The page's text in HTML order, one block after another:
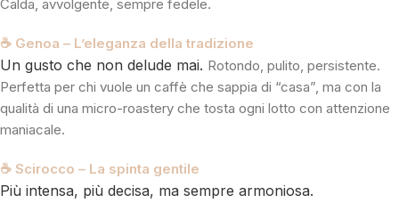
Calda, avvolgente, sempre fedele.
☕ Genoa – L’eleganza della tradizione
Un gusto che non delude mai. Rotondo, pulito, persistente.
Perfetta per chi vuole un caffè che sappia di “casa”, ma con la
qualità di una micro-roastery che tosta ogni lotto con attenzione
maniacale.
☕ Scirocco – La spinta gentile
Più intensa, più decisa, ma sempre armoniosa.